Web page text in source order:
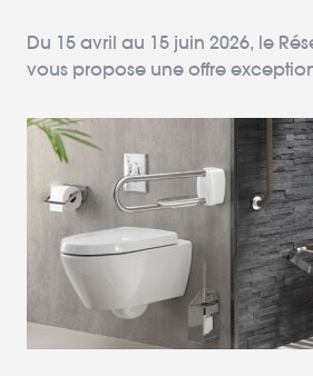
Du 15 avril au 15 juin 2026, le
vous propose une offre